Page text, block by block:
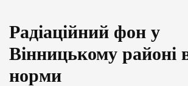
Радіаційний фон у
Вінницькому районі
норми